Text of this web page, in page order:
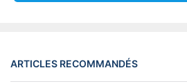
ARTICLES RECOMMANDÉS